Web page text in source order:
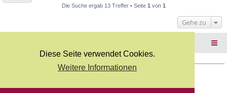
Diese Seite verwendet Cookies.
Weitere Informationen
Die Suche ergab 13 Treffer • Seite 1 von 1
Gehe zu
Deutsche Übersetzung durchphpBB.de